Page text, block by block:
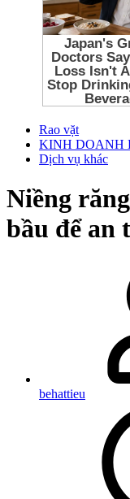
Rao vặt
KINH DOANH
Dịch vụ khác
Niềng
bầu để an
behattieu